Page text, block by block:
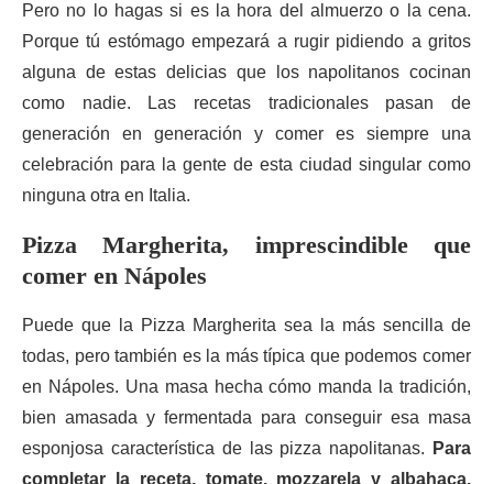
Pero no lo hagas si es la hora del almuerzo o la cena.
Porque tú estómago empezará a rugir pidiendo a gritos
alguna de estas delicias que los napolitanos cocinan
como nadie. Las recetas tradicionales pasan de
generación en generación y comer es siempre una
celebración para la gente de esta ciudad singular como
ninguna otra en Italia.
Pizza Margherita, imprescindible que
comer en Nápoles
Puede que la Pizza Margherita sea la más sencilla de
todas, pero también es la más típica que podemos comer
en Nápoles. Una masa hecha cómo manda la tradición,
bien amasada y fermentada para conseguir esa masa
esponjosa característica de las pizza napolitanas.
Para
completar la receta, tomate, mozzarela y albahaca.